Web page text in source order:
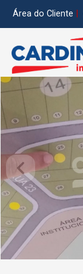
Área do Cliente